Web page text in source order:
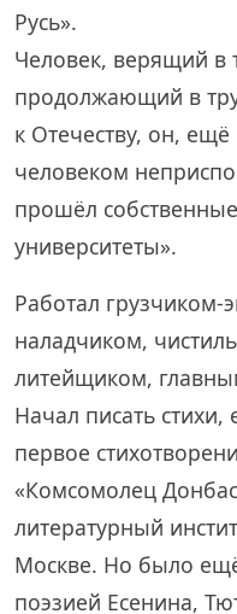
Русь».
Человек, верящий в
продолжающий в
к Отечеству, он,
человеком
прошёл
университеты».
Работал грузчиком-
наладчиком,
литейщиком,
Начал писать
первое
«Комсомолец
литературный
Москве. Но было
поэзией Есенина,